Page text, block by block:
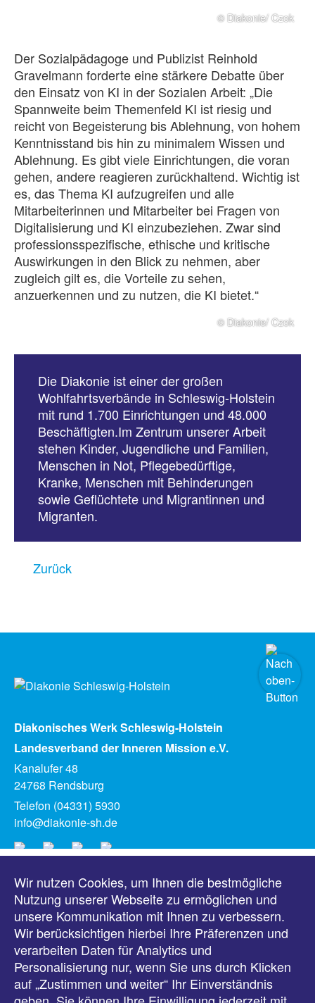
© Diakonie/ Czok
Der Sozialpädagoge und Publizist Reinhold
Gravelmann forderte eine stärkere Debatte über
den Einsatz von KI in der Sozialen Arbeit: „Die
Spannweite beim Themenfeld KI ist riesig und
reicht von Begeisterung bis Ablehnung, von hohem
Kenntnisstand bis hin zu minimalem Wissen und
Ablehnung. Es gibt viele Einrichtungen, die voran
gehen, andere reagieren zurückhaltend. Wichtig ist
es, das Thema KI aufzugreifen und alle
Mitarbeiterinnen und Mitarbeiter bei Fragen von
Digitalisierung und KI einzubeziehen. Zwar sind
professionsspezifische, ethische und kritische
Auswirkungen in den Blick zu nehmen, aber
zugleich gilt es, die Vorteile zu sehen,
anzuerkennen und zu nutzen, die KI bietet.“
© Diakonie/ Czok
Die Diakonie ist einer der großen
Wohlfahrtsverbände in Schleswig-Holstein
mit rund 1.700 Einrichtungen und 48.000
Beschäftigten.Im Zentrum unserer Arbeit
stehen Kinder, Jugendliche und Familien,
Menschen in Not, Pflegebedürftige,
Kranke, Menschen mit Behinderungen
sowie Geflüchtete und Migrantinnen und
Migranten.
Zurück
Diakonisches Werk Schleswig-Holstein
Landesverband der Inneren Mission e.V.
Kanalufer 48
24768 Rendsburg
Telefon (04331) 5930
info@diakonie-sh.de
Meldungen
Veranstaltungen
Downloads
Presse
Wir nutzen Cookies, um Ihnen die bestmögliche
Nutzung unserer Webseite zu ermöglichen und
unsere Kommunikation mit Ihnen zu verbessern.
Wir berücksichtigen hierbei Ihre Präferenzen und
verarbeiten Daten für Analytics und
Personalisierung nur, wenn Sie uns durch Klicken
auf „Zustimmen und weiter“ Ihr Einverständnis